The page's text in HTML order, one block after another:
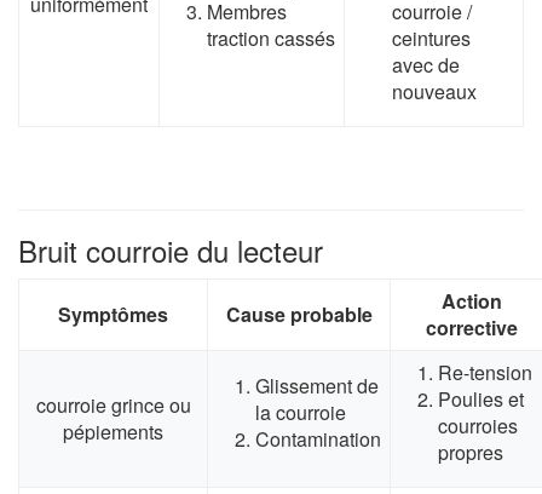
Membres
traction cassés
courroie /
ceintures
avec de
nouveaux
Bruit courroie du lecteur
Symptômes Cause probable
Action
corrective
courroie grince ou
pépiements
Glissement de
la courroie
Contamination
Re-tension
Poulies et
courroies
propres